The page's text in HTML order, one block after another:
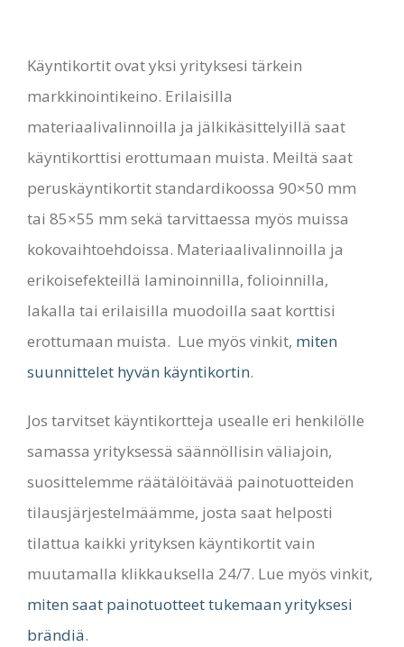
Käyntikortit ovat yksi yrityksesi tärkein
markkinointikeino. Erilaisilla
materiaalivalinnoilla ja jälkikäsittelyillä saat
käyntikorttisi erottumaan muista. Meiltä saat
peruskäyntikortit standardikoossa 90×50 mm
tai 85×55 mm sekä tarvittaessa myös muissa
kokovaihtoehdoissa. Materiaalivalinnoilla ja
erikoisefekteillä laminoinnilla, folioinnilla,
lakalla tai erilaisilla muodoilla saat korttisi
erottumaan muista. Lue myös vinkit, miten
suunnittelet hyvän käyntikortin.
Jos tarvitset käyntikortteja usealle eri henkilölle
samassa yrityksessä säännöllisin väliajoin,
suosittelemme räätälöitävää painotuotteiden
tilausjärjestelmäämme, josta saat helposti
tilattua kaikki yrityksen käyntikortit vain
muutamalla klikkauksella 24/7. Lue myös vinkit,
miten saat painotuotteet tukemaan yrityksesi
brändiä.